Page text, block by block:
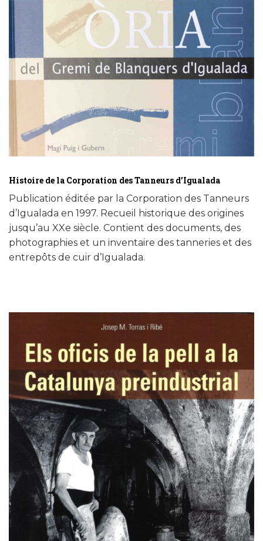
Histoire de la Corporation des Tanneurs d’Igualada
Publication éditée par la Corporation des Tanneurs
d’Igualada en 1997. Recueil historique des origines
jusqu’au XXe siècle. Contient des documents, des
photographies et un inventaire des tanneries et des
entrepôts de cuir d’Igualada.